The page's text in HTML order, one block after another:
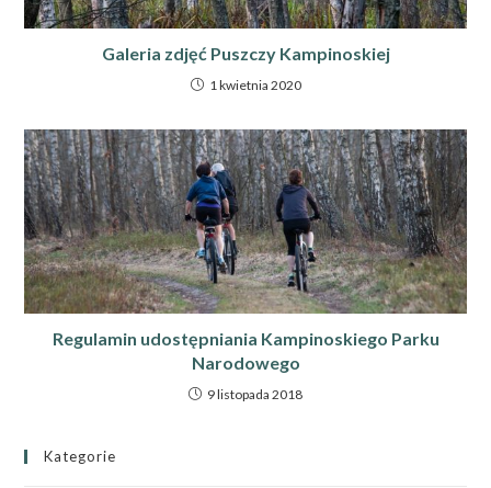
Galeria zdjęć Puszczy Kampinoskiej
1 kwietnia 2020
Regulamin udostępniania Kampinoskiego Parku
Narodowego
9 listopada 2018
Kategorie